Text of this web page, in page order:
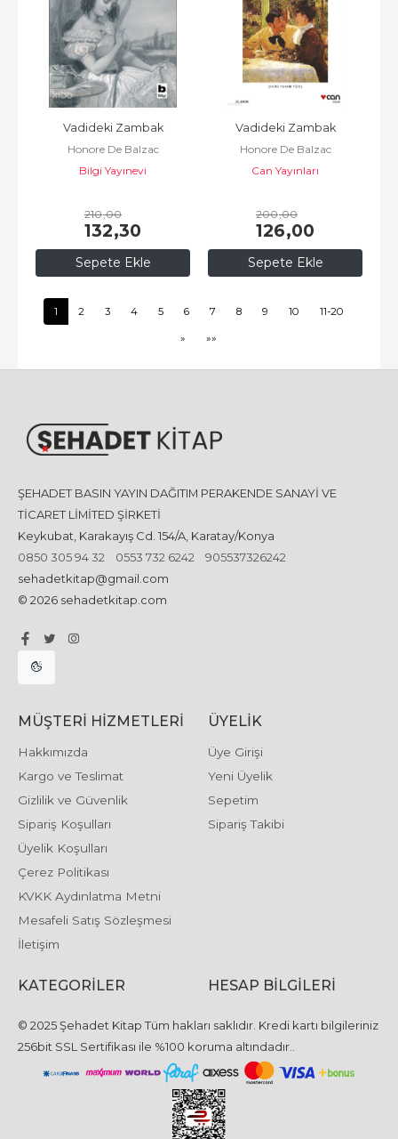
Sepete Ekle
Vadideki Zambak
Honore De Balzac
Bilgi Yayınevi
210,00
132,30
Sepete Ekle
Vadideki Zambak
Honore De Balzac
Can Yayınları
200,00
126,00
1 2 3 4 5 6 7 8 9 10 11-20
» »»
ŞEHADET BASIN YAYIN DAĞITIM PERAKENDE SANAYİ VE
TİCARET LİMİTED ŞİRKETİ
Keykubat, Karakayış Cd. 154/A, Karatay/Konya
0850 305 94 32
0553 732 6242
905537326242
sehadetkitap@gmail.com
© 2026 sehadetkitap.com
MÜŞTERI HIZMETLERI
Hakkımızda
Kargo ve Teslimat
Gizlilik ve Güvenlik
Sipariş Koşulları
Üyelik Koşulları
Çerez Politikası
KVKK Aydınlatma Metni
Mesafeli Satış Sözleşmesi
İletişim
ÜYELIK
Üye Girişi
Yeni Üyelik
Sepetim
Sipariş Takibi
KATEGORILER HESAP BILGILERI
© 2025 Şehadet Kitap Tüm hakları saklıdır. Kredi kartı bilgileriniz
256bit SSL Sertifikası ile %100 koruma altındadır..